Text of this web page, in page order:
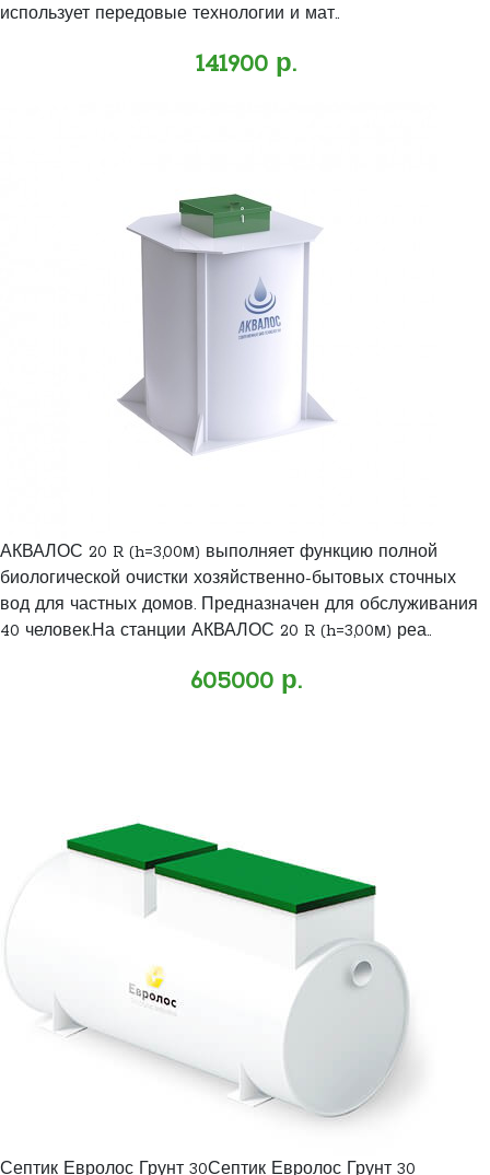
использует передовые технологии и мат..
141900 р.
АКВАЛОС 20 R (h=3,00м) выполняет функцию полной
биологической очистки хозяйственно-бытовых сточных
вод для частных домов. Предназначен для обслуживания
40 человек.На станции АКВАЛОС 20 R (h=3,00м) реа..
605000 р.
Септик Евролос Грунт 30Септик Евролос Грунт 30